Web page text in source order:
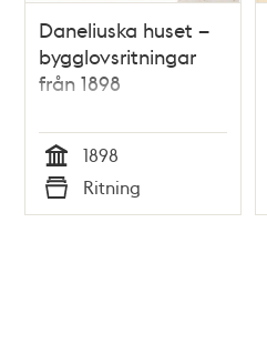
Daneliuska huset –
bygglovsritningar
från 1898
Tid
1898
Typ
Ritning